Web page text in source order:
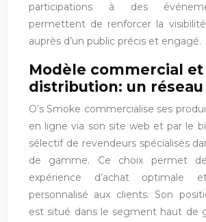
participations à des
permettent de renforcer la
auprès d’un public précis et engagé.
Modèle commercial et
distribution: un
O’s Smoke commercialise ses
en ligne via son site web et par le
sélectif de revendeurs spécialisés
de gamme. Ce choix permet
expérience d’achat optimale
personnalisé aux clients. Son
est situé dans le segment haut de